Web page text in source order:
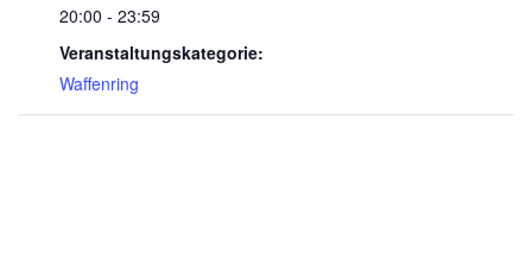
20:00 - 23:59
Veranstaltungskategorie:
Waffenring